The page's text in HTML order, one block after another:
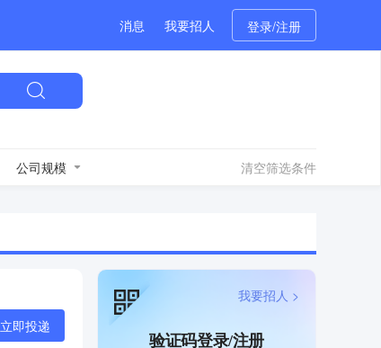
消息 我要招人 登录/注册
公司规模 清空筛选条件
立即投递
验证码登录/注册
我要招人 >